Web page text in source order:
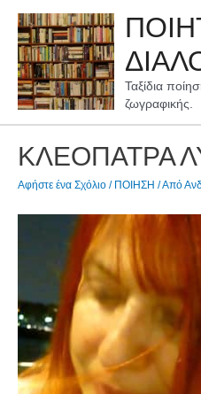
περιεχόμενο
Ταξίδια
ζωγραφικής.
ΚΛΕΟΠΑΤΡΑ
Αφήστε ένα Σχόλιο / ΠΟΙΗΣΗ / Από